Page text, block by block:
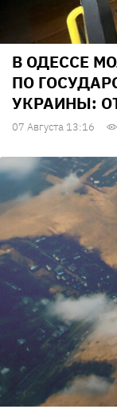
В ОДЕССЕ
ПО
УКРАИНЫ:
07 Августа 13:16